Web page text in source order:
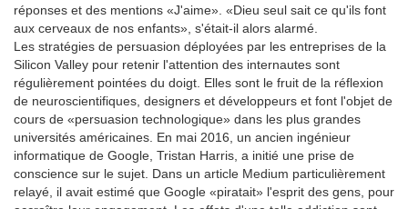
réponses et des mentions «J'aime». «Dieu seul sait ce qu'ils font
aux cerveaux de nos enfants», s'était-il alors alarmé.
Les stratégies de persuasion déployées par les entreprises de la
Silicon Valley pour retenir l'attention des internautes sont
régulièrement pointées du doigt. Elles sont le fruit de la réflexion
de neuroscientifiques, designers et développeurs et font l'objet de
cours de «persuasion technologique» dans les plus grandes
universités américaines. En mai 2016, un ancien ingénieur
informatique de Google, Tristan Harris, a initié une prise de
conscience sur le sujet. Dans un article Medium particulièrement
relayé, il avait estimé que Google «piratait» l'esprit des gens, pour